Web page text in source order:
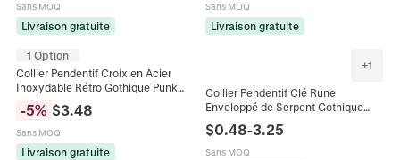
Sans MOQ
Livraison gratuite
Sans MOQ
Livraison gratuite
1 Option
Collier Pendentif Croix en Acier
Inoxydable Rétro Gothique Punk
Incrusté de Pierre Noire Bijoux de
Mode Homme Femme Cadeau
-5% $3.48
Sans MOQ
Livraison gratuite
+1
Collier Pendentif Clé Rune
Enveloppé de Serpent Gothique
Argent Antique Dark Rétro
Labyrinthe Croix Bijoux
$0.48-3.25
Sans MOQ